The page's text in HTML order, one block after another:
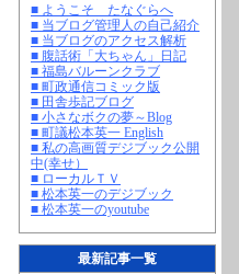
■ ようこそ たなぐらへ
■ 当ブログ管理人の自己紹介
■ 当ブログのアクセス解析
■ 腹話術「大ちゃん」日記
■ 福島バルーンクラブ
■ 町政通信コミック版
■ 田舎歩記ブログ
■ 小さなボクの夢～Blog
■ 町議松本英一 English
■ 私の高画質デジブック公開
中(幸せ）
■ ローカルＴＶ
■ 松本英一のデジブック
■ 松本英一のyoutube
最新記事一覧